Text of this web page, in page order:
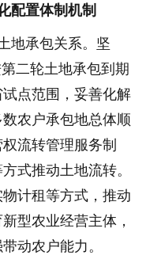
配置体制机制
地承包关系。坚
二轮土地承包到期
点范围，妥善化解
农户承包地总体顺
流转管理服务制
式推动土地流转。
计租等方式，推动
型农业经营主体，
动农户能力。